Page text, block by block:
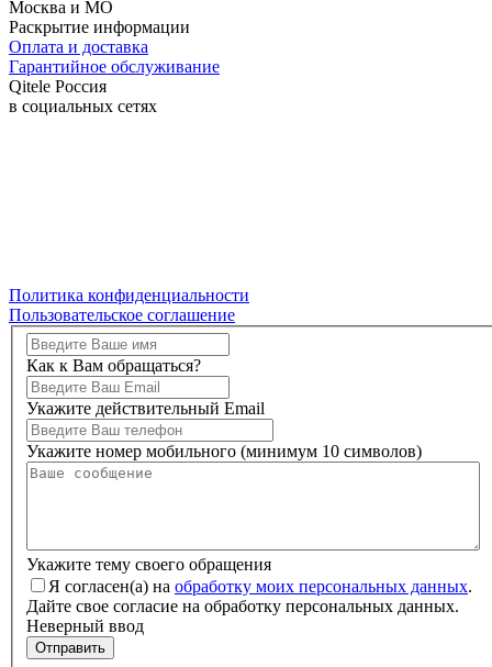
Москва и МО
Раскрытие информации
Оплата и доставка
Гарантийное обслуживание
Qitele Россия
в социальных сетях
Политика конфиденциальности
Пользовательское соглашение
Как к Вам обращаться?
Укажите действительный Email
Укажите номер мобильного (минимум 10 символов)
Укажите тему своего обращения
Я согласен(а) на обработку моих персональных данных.
Дайте свое согласие на обработку персональных данных.
Неверный ввод
Отправить